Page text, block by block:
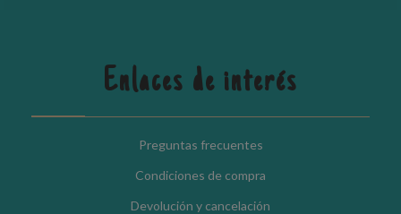
Enlaces de interés
Preguntas frecuentes
Condiciones de compra
Devolución y cancelación